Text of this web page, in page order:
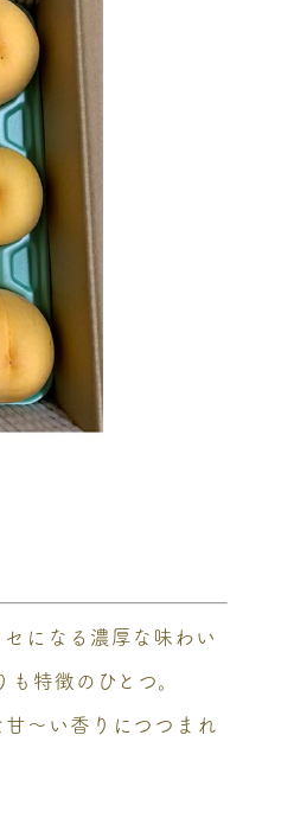
になる濃厚な味わい
特徴のひとつ。
～い香りにつつまれ